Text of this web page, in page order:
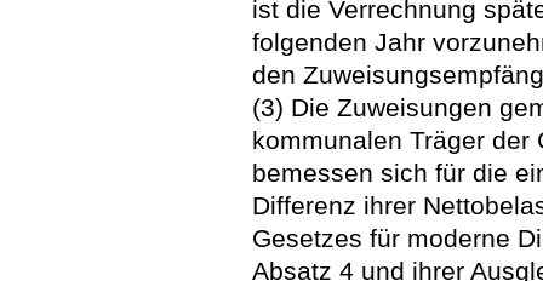
ist die Verrechnung
folgenden Jahr
den
(3) Die Zuweisungen
kommunalen Träger der
bemessen sich für die
Differenz ihrer
Gesetzes für moderne
Absatz 4 und ihrer